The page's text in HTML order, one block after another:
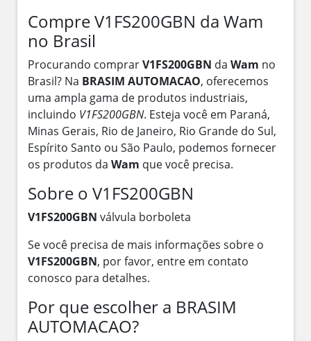
Compre V1FS200GBN da Wam
no Brasil
Procurando comprarV1FS200GBN da Wam no
Brasil? Na BRASIM AUTOMACAO, oferecemos
uma ampla gama de produtos industriais,
incluindo V1FS200GBN. Esteja você em Paraná,
Minas Gerais, Rio de Janeiro, Rio Grande do Sul,
Espírito Santo ou São Paulo, podemos fornecer
os produtos da Wam que você precisa.
Sobre o V1FS200GBN
V1FS200GBN válvula borboleta
Se você precisa de mais informações sobre o
V1FS200GBN, por favor, entre em contato
conosco para detalhes.
Por que escolher a BRASIM
AUTOMACAO?